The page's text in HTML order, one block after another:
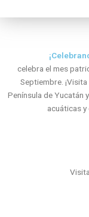
celebra el mes
Septiembre.
Península de Yucatán
acuáticas y